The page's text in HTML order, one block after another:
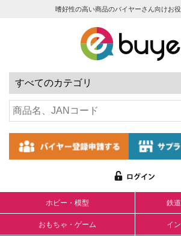
嗜好性の高い商品のバイヤーさん向けお
ホビー・模型 鉄
おもちゃ・ゲーム イ